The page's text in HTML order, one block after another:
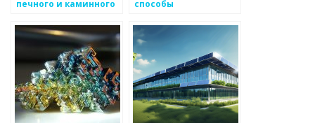
печного и каминного
способы
металлов